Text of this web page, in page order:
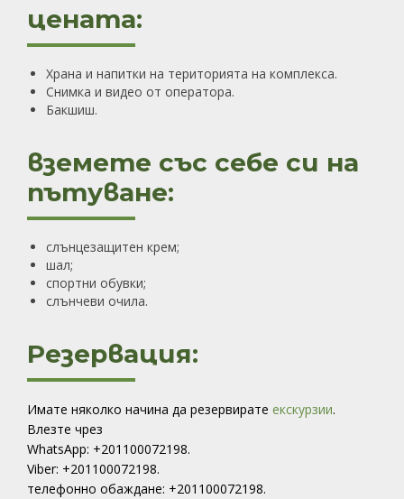
цената:
Храна и напитки на територията на комплекса.
Снимка и видео от оператора.
Бакшиш.
вземете със себе си на
пътуване:
слънцезащитен крем;
шал;
спортни обувки;
слънчеви очила.
Резервация:
Имате няколко начина да резервирате екскурзии.
Влезте чрез
WhatsApp: +201100072198.
Viber: +201100072198.
телефонно обаждане: +201100072198.